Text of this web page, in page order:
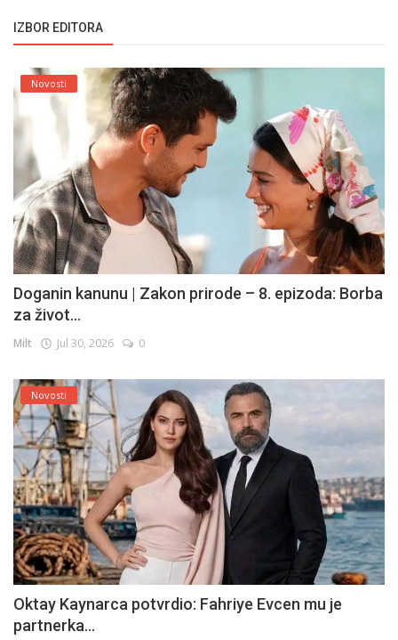
IZBOR EDITORA
Novosti
Doganin kanunu | Zakon prirode – 8. epizoda: Borba
za život...
Milt Jul 30, 2026 0
Novosti
Oktay Kaynarca potvrdio: Fahriye Evcen mu je
partnerka...